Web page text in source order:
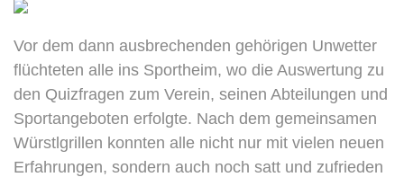
Vor dem dann ausbrechenden gehörigen Unwetter
flüchteten alle ins Sportheim, wo die Auswertung zu
den Quizfragen zum Verein, seinen Abteilungen und
Sportangeboten erfolgte. Nach dem gemeinsamen
Würstlgrillen konnten alle nicht nur mit vielen neuen
Erfahrungen, sondern auch noch satt und zufrieden